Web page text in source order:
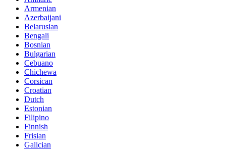
Armenian
Azerbaijani
Belarusian
Bengali
Bosnian
Bulgarian
Cebuano
Chichewa
Corsican
Croatian
Dutch
Estonian
Filipino
Finnish
Frisian
Galician